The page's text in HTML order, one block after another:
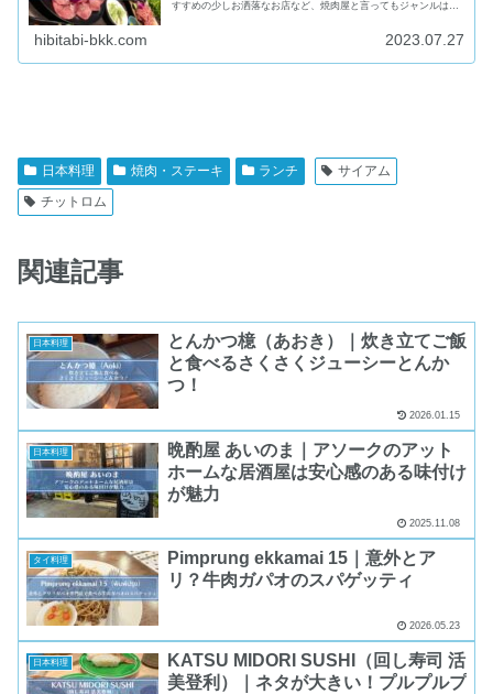
すすめの少しお洒落なお店など、焼肉屋と言ってもジャンルは
hibitabi-bkk.com 2023.07.27
日本料理 焼肉・ステーキ ランチ
サイアム
チットロム
関連記事
日本料理
とんかつ檍（あおき）｜炊き立てご飯
と食べるさくさくジューシーとんか
つ！
2026.01.15
日本料理
晩酌屋 あいのま｜アソークのアット
ホームな居酒屋は安心感のある味付け
が魅力
2025.11.08
タイ料理
Pimprung ekkamai 15｜意外とア
リ？牛肉ガパオのスパゲッティ
2026.05.23
日本料理
KATSU MIDORI SUSHI（回し寿司 活
美登利）｜ネタが大きい！プルプルプ